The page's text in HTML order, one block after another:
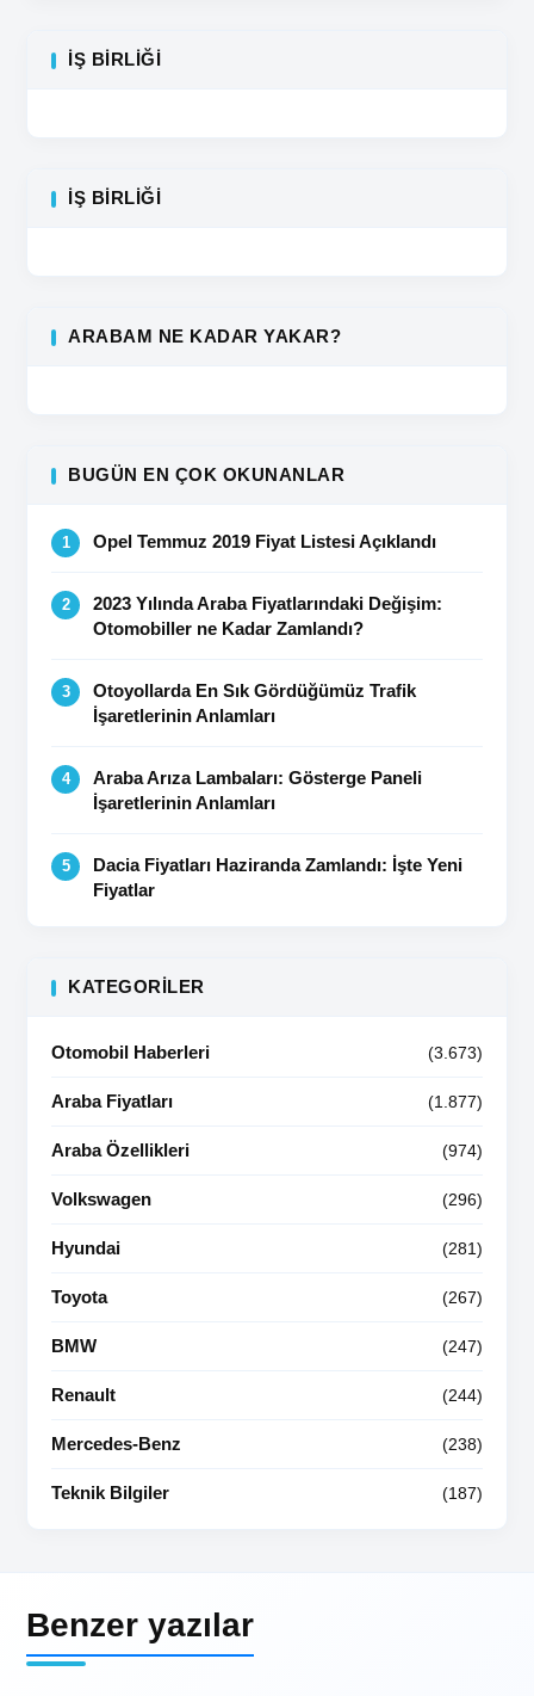
İŞ BIRLIĞI
İŞ BIRLIĞI
ARABAM NE KADAR YAKAR?
BUGÜN EN ÇOK OKUNANLAR
Opel Temmuz 2019 Fiyat Listesi Açıklandı
2023 Yılında Araba Fiyatlarındaki Değişim:
Otomobiller ne Kadar Zamlandı?
Otoyollarda En Sık Gördüğümüz Trafik
İşaretlerinin Anlamları
Araba Arıza Lambaları: Gösterge Paneli
İşaretlerinin Anlamları
Dacia Fiyatları Haziranda Zamlandı: İşte Yeni
Fiyatlar
KATEGORILER
Otomobil Haberleri (3.673)
Araba Fiyatları (1.877)
Araba Özellikleri (974)
Volkswagen (296)
Hyundai (281)
Toyota (267)
BMW (247)
Renault (244)
Mercedes-Benz (238)
Teknik Bilgiler (187)
Benzer yazılar